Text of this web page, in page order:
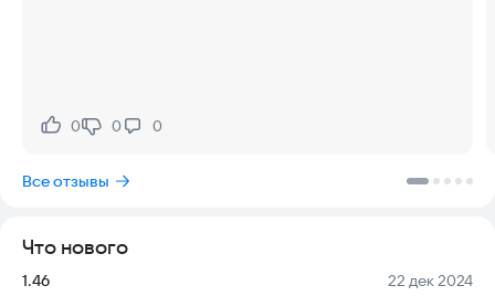
Нравится:
0Не нравится:
0 0
Все отзывы
Что нового
Версия:
1.46 Дата:
22 дек 2024